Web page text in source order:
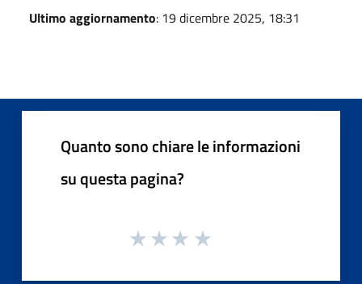
Ultimo aggiornamento: 19 dicembre 2025, 18:31
Quanto sono chiare le informazioni
su questa pagina?